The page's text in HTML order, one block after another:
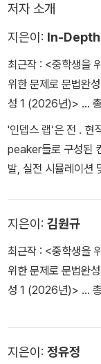
저자 소개
지은이: In-
최근작 : <중학생을
위한 문제로 문법완
성 1 (2026년)> …
'인뎁스 랩‘은 전 . 현직 교 . 강사들과 국내외에서 활동하는 native S
peaker들로 구성된
발, 실전 시뮬레이션
경에 가정 적합한 교
지은이: 김원규
최근작 : <중학생을
위한 문제로 문법완
성 1 (2026년)> …
지은이: 정유정